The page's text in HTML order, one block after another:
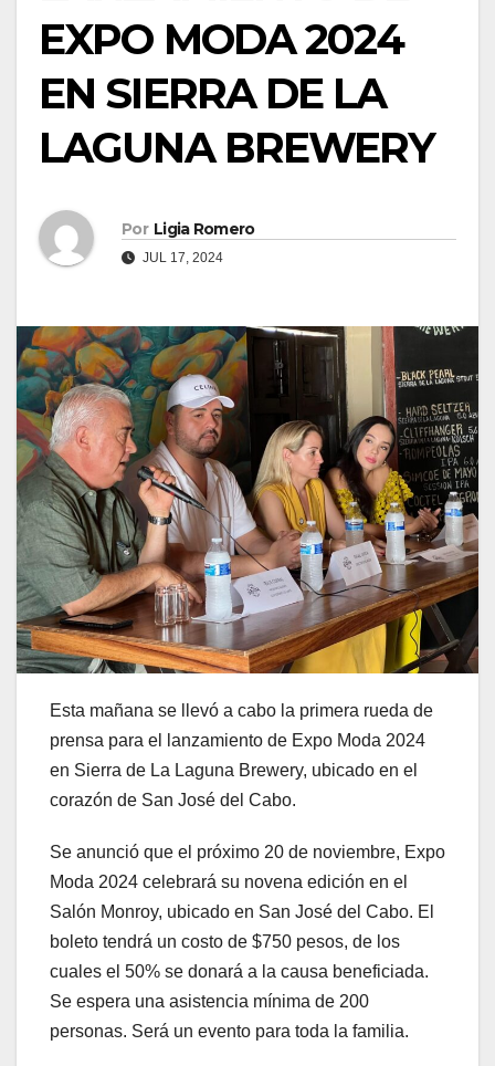
EXPO MODA 2024
EN SIERRA DE LA
LAGUNA BREWERY
Por Ligia Romero
JUL 17, 2024
Esta mañana se llevó a cabo la primera rueda de
prensa para el lanzamiento de Expo Moda 2024
en Sierra de La Laguna Brewery, ubicado en el
corazón de San José del Cabo.
Se anunció que el próximo 20 de noviembre, Expo
Moda 2024 celebrará su novena edición en el
Salón Monroy, ubicado en San José del Cabo. El
boleto tendrá un costo de $750 pesos, de los
cuales el 50% se donará a la causa beneficiada.
Se espera una asistencia mínima de 200
personas. Será un evento para toda la familia.